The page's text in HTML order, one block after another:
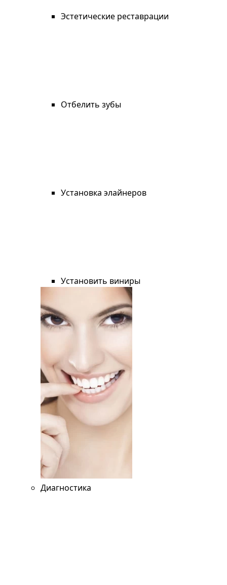
Эстетические реставрации
Отбелить зубы
Установка элайнеров
Установить виниры
Диагностика